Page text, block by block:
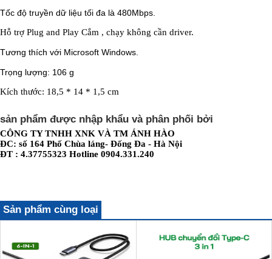
Tốc độ truyền dữ liệu tối đa là 480Mbps.
Hỗ trợ Plug and Play Cắm , chạy không cần driver.
Tương thích với Microsoft Windows.
Trọng lượng: 106 g
Kích thước: 18,5 * 14 * 1,5 cm
sản phẩm được nhập khẩu và phân phối bởi
CÔNG TY TNHH XNK VÀ TM ÁNH HÀO
ĐC: số 164 Phố Chùa láng- Đống Đa - Hà Nội
ĐT : 4.37755323 Hotline 0904.331.240
Sản phẩm cùng loại